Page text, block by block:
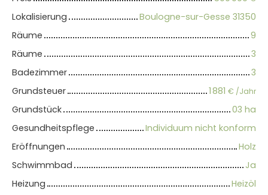
Lokalisierung
Boulogne-sur-Gesse 31350
Räume
9
Räume
3
Badezimmer
3
Grundsteuer
1 881 € /Jahr
Grundstück
03 ha
Gesundheitspflege
Individuum nicht konform
Eröffnungen
Holz
Schwimmbad
Ja
Heizung
Heizöl